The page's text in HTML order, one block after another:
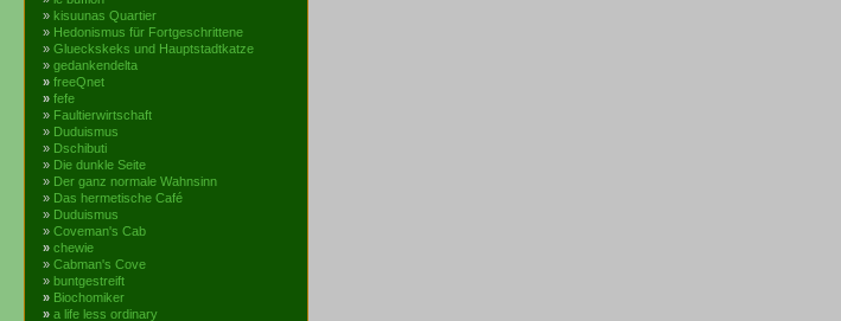
» kisuunas Quartier
» Hedonismus für Fortgeschrittene
» Glueckskeks und Hauptstadtkatze
» gedankendelta
» freeQnet
» fefe
» Faultierwirtschaft
» Duduismus
» Dschibuti
» Die dunkle Seite
» Der ganz normale Wahnsinn
» Das hermetische Café
» Duduismus
» Coveman's Cab
» chewie
» Cabman's Cove
» buntgestreift
» Biochomiker
» a life less ordinary